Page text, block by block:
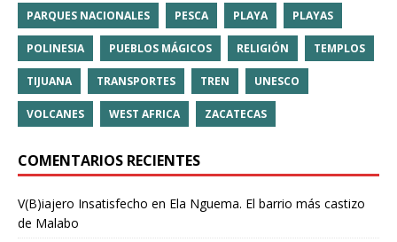
PARQUES NACIONALES PESCA PLAYA PLAYAS
POLINESIA PUEBLOS MÁGICOS RELIGIÓN TEMPLOS
TIJUANA TRANSPORTES TREN UNESCO
VOLCANES WEST AFRICA ZACATECAS
COMENTARIOS RECIENTES
V(B)iajero Insatisfecho en Ela Nguema. El barrio más castizo
de Malabo